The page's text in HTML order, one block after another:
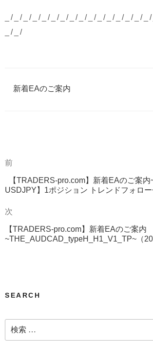
_/_/_/_/_/_/_/_/_/_/_/_/_/_/_/
_/_/
カ
新着EAのご案内
投
稿
ビ
ゲ
ン
過
投
前
【TRADERS-pro.com】新着EAのご案
USDJPY】1ポジション トレンドフォロー
次
投
稿
次
【TRADERS-pro.com】新着EAのご案内
~THE_AUDCAD_typeH_H1_V1_TP~（
SEARCH
検
索: